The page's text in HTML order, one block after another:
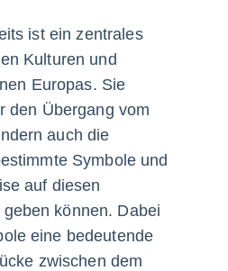
ist ein zentrales
Kulturen und
Europas. Sie
den Übergang vom
auch die
Symbole und
auf diesen
können. Dabei
eine bedeutende
zwischen dem